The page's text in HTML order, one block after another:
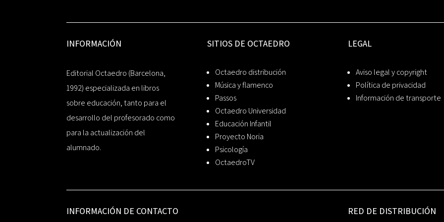
INFORMACIÓN
Editorial Octaedro (Barcelona,
1992) especializada en libros
sobre educación, tanto para el
desarrollo del profesorado como
para la actualización del
alumnado.
SITIOS DE OCTAEDRO
Octaedro distribución
Música y flamenco
Passos
Octaedro Universidad
Educación Infantil
Proyecto Noria
Psicología
OctaedroTV
LEGAL
Aviso legal y copyright
Política de privacidad
Información de transporte
INFORMACIÓN DE CONTACTO RED DE DISTRIBUCIÓN